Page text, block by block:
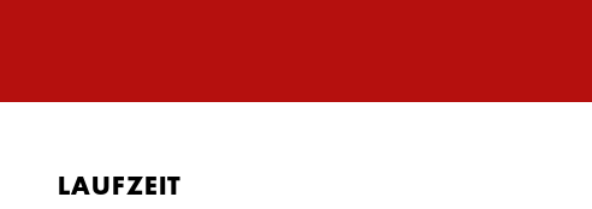
LAUFZEIT